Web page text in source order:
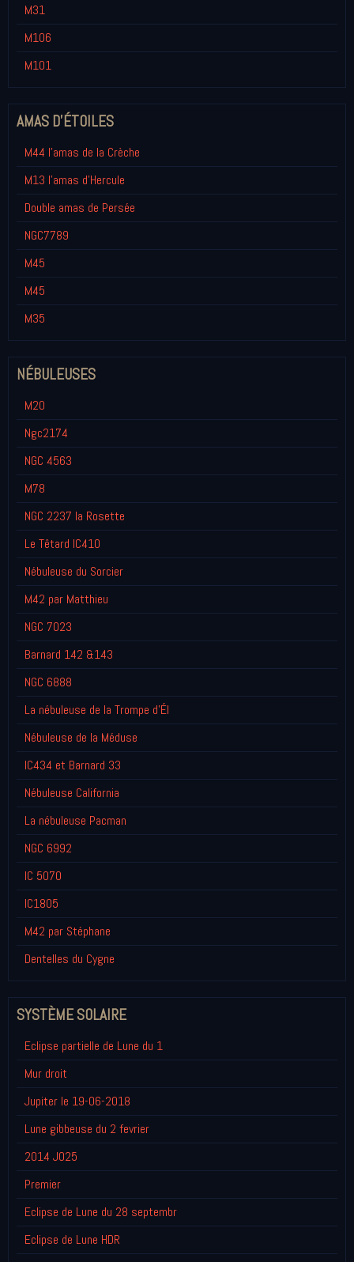
M31
M106
M101
AMAS D'ÉTOILES
M44 l'amas de la Crèche
M13 l'amas d'Hercule
Double amas de Persée
NGC7789
M45
M45
M35
NÉBULEUSES
M20
Ngc2174
NGC 4563
M78
NGC 2237 la Rosette
Le Têtard IC410
Nébuleuse du Sorcier
M42 par Matthieu
NGC 7023
Barnard 142 &143
NGC 6888
La nébuleuse de la Trompe d’Él
Nébuleuse de la Méduse
IC434 et Barnard 33
Nébuleuse California
La nébuleuse Pacman
NGC 6992
IC 5070
IC1805
M42 par Stéphane
Dentelles du Cygne
SYSTÈME SOLAIRE
Eclipse partielle de Lune du 1
Mur droit
Jupiter le 19-06-2018
Lune gibbeuse du 2 fevrier
2014 JO25
Premier
Eclipse de Lune du 28 septembr
Eclipse de Lune HDR